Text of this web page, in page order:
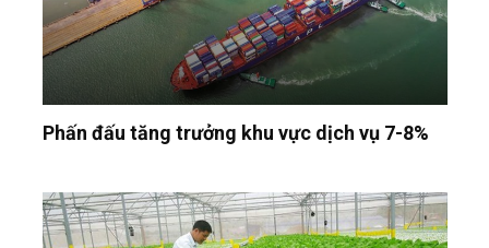
Phấn đấu tăng trưởng khu vực dịch vụ 7-8%